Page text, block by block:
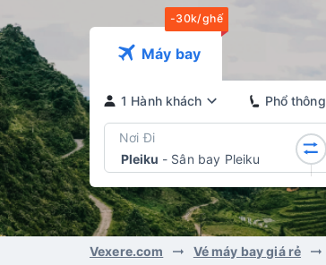
-30k/ghế
Máy bay
1 Hành khách Phổ thông
Nơi Đi
Pleiku - Sân bay Pleiku
Vexere.com Vé máy bay giá rẻ